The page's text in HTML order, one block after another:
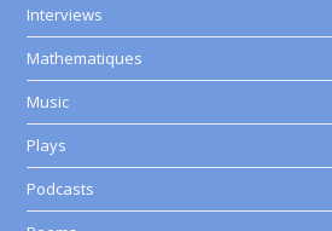
Interviews
Mathematiques
Music
Plays
Podcasts